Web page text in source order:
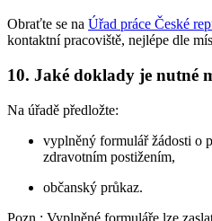
Obraťte se na Úřad práce České
kontaktní pracoviště, nejlépe dle
10. Jaké doklady je nutné
Na úřadě předložte:
vyplněný formulář žádosti o
zdravotním postižením,
občanský průkaz.
Pozn. : Vyplněné formuláře lze